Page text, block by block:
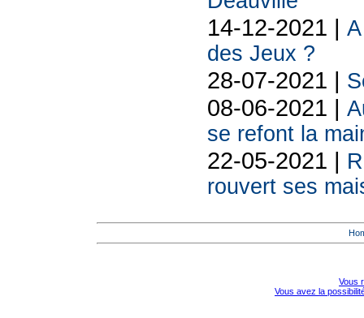
14-12-2021 |
des Jeux ?
28-07-2021 |
08-06-2021 |
se refont la
22-05-2021 |
rouvert ses
Vous
Vous avez la